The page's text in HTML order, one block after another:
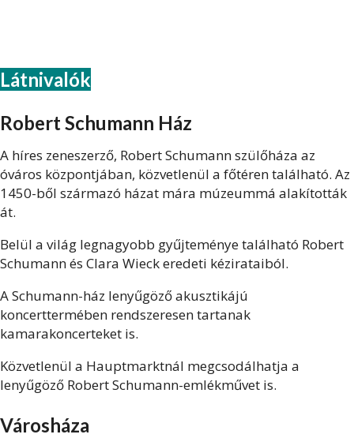
Látnivalók
Robert Schumann Ház
A híres zeneszerző, Robert Schumann szülőháza az
óváros központjában, közvetlenül a főtéren található. Az
1450-ből származó házat mára múzeummá alakították
át.
Belül a világ legnagyobb gyűjteménye található Robert
Schumann és Clara Wieck eredeti kézirataiból.
A Schumann-ház lenyűgöző akusztikájú
koncerttermében rendszeresen tartanak
kamarakoncerteket is.
Közvetlenül a Hauptmarktnál megcsodálhatja a
lenyűgöző Robert Schumann-emlékművet is.
Városháza